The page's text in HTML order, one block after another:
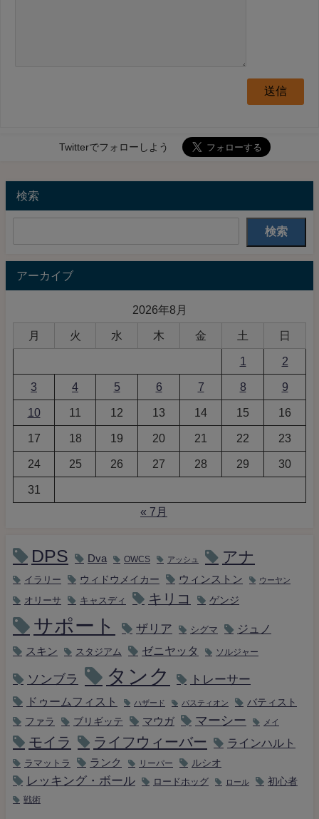
Twitterでフォローしよう
検索
検索
アーカイブ
2026年8月
月 火 水 木 金 土 日
1 2
3 4 5 6 7 8 9
10 11 12 13 14 15 16
17 18 19 20 21 22 23
24 25 26 27 28 29 30
31
« 7月
DPS Dva OWCS アッシュ アナ
イラリー ウィドウメイカー ウィンストン ウーヤン
オリーサ キャスディ キリコ ゲンジ
サポート ザリア シグマ ジュノ
スキン スタジアム ゼニヤッタ ソルジャー
ソンブラ タンク
トレーサー
ドゥームフィスト
ハザード バスティオン
バティスト
ファラ
ブリギッテ マウガ マーシー メイ
モイラ ライフウィーバー ラインハルト
ラマットラ ランク リーパー ルシオ
レッキング・ボール ロードホッグ ロール 初心者
戦術